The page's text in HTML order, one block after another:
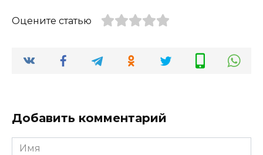
Оцените статью
Добавить комментарий
Имя